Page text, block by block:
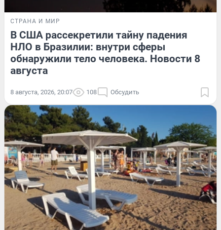
СТРАНА И МИР
В США рассекретили тайну падения
НЛО в Бразилии: внутри сферы
обнаружили тело человека. Новости 8
августа
8 августа, 2026, 20:07 108 Обсудить